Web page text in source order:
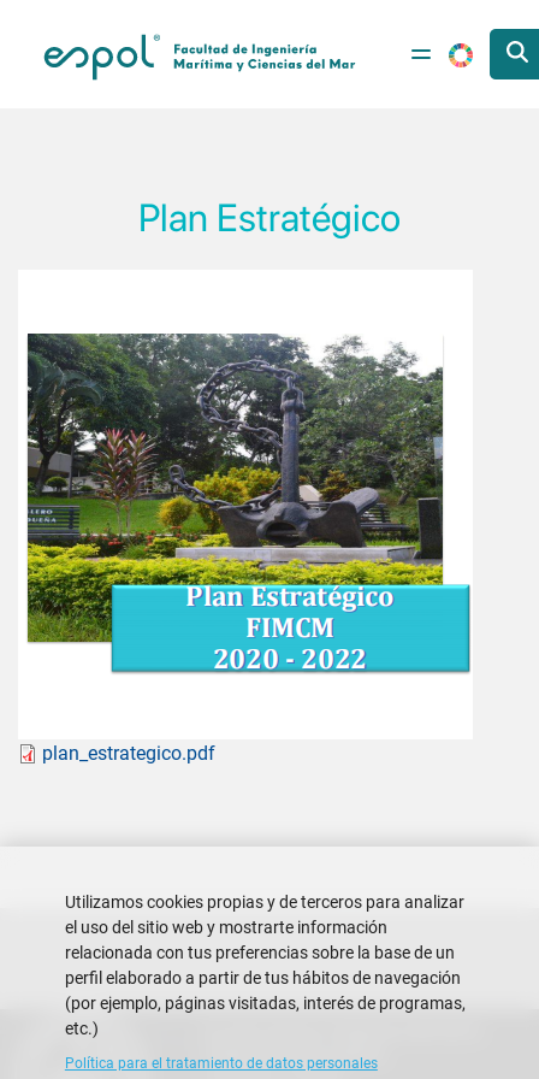
Plan Estratégico
Document
plan_estrategico.pdf
Utilizamos cookies propias y de terceros para analizar
el uso del sitio web y mostrarte información
relacionada con tus preferencias sobre la base de un
perfil elaborado a partir de tus hábitos de navegación
(por ejemplo, páginas visitadas, interés de programas,
etc.)
Política para el tratamiento de datos personales
Campus Gustavo Galindo